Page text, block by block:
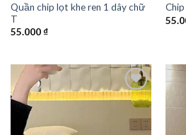
Quần chip lọt khe ren 1 dây chữ
T
55.000₫